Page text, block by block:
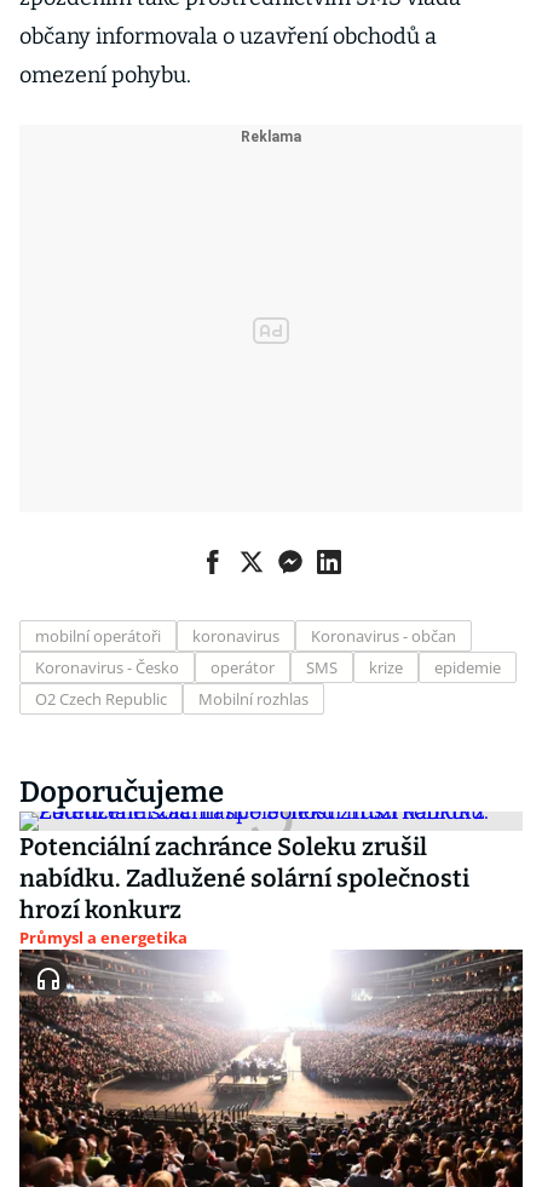
občany informovala o uzavření obchodů a
omezení pohybu.
mobilní operátoři koronavirus
Koronavirus - občan
Koronavirus - Česko
operátor SMS krize
epidemie
O2 Czech Republic
Mobilní rozhlas
Doporučujeme
Potenciální zachránce Soleku zrušil
nabídku. Zadlužené solární společnosti
hrozí konkurz
Průmysl a energetika